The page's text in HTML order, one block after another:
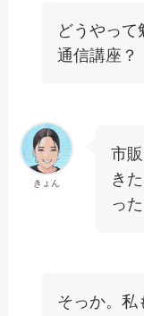
どうやって
通信講座？
きょん
市
き
っ
そっか。私